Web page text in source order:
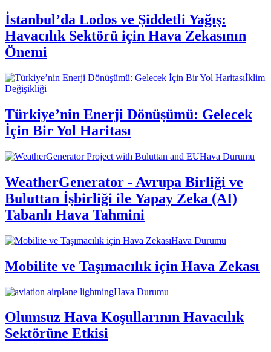
İstanbul’da Lodos ve Şiddetli Yağış:
Havacılık Sektörü için Hava Zekasının
Önemi
İklim
Değişikliği
Türkiye’nin Enerji Dönüşümü: Gelecek
İçin Bir Yol Haritası
Hava Durumu
WeatherGenerator - Avrupa Birliği ve
Buluttan İşbirliği ile Yapay Zeka (AI)
Tabanlı Hava Tahmini
Hava Durumu
Mobilite ve Taşımacılık için Hava Zekası
Hava Durumu
Olumsuz Hava Koşullarının Havacılık
Sektörüne Etkisi